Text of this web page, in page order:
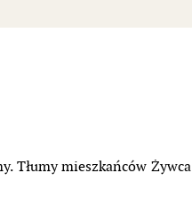
Tłumy mieszkańców Żywca